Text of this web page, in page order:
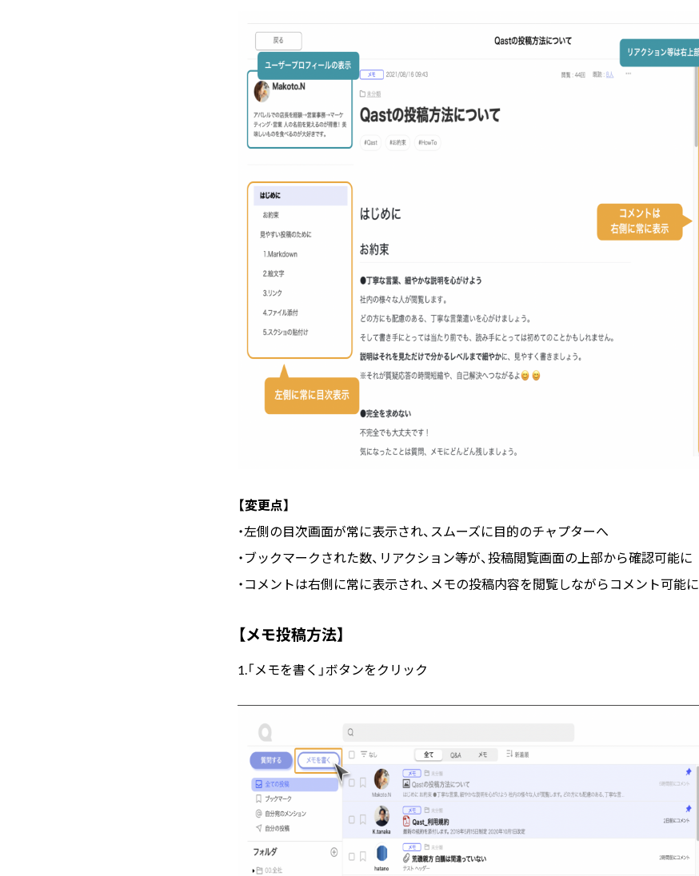
【変更点】
・左側の目次画面が常に表示され、スムーズに目的のチャプターへ
・ブックマークされた数、リアクション等が、投稿閲覧画面の上部から確認可能に
・コメントは右側に常に表示され、メモの投稿内容を閲覧しながらコメント可能に
【メモ投稿方法】
1.「メモを書く」ボタンをクリック